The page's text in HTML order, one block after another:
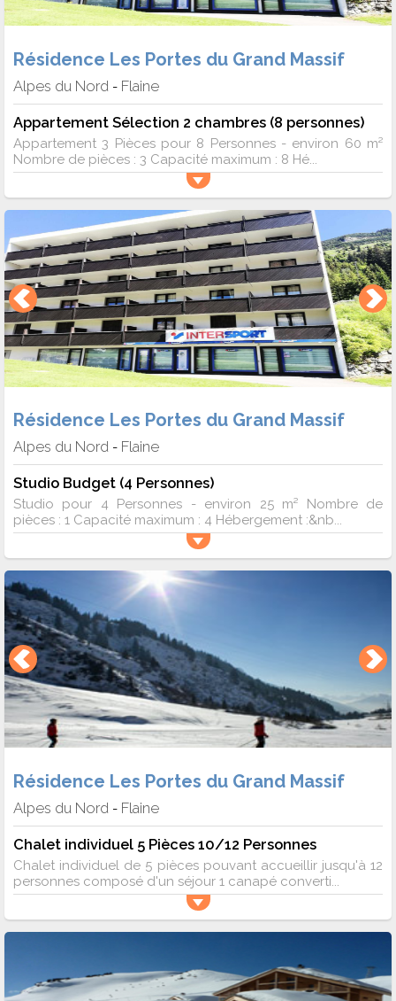
Résidence Les Portes du Grand Massif
Alpes du Nord - Flaine
Appartement Sélection 2 chambres (8 personnes)
Appartement 3 Pièces pour 8 Personnes - environ 60 m²
Nombre de pièces : 3 Capacité maximum : 8 Hé...
Résidence Les Portes du Grand Massif
Alpes du Nord - Flaine
Studio Budget (4 Personnes)
Studio pour 4 Personnes - environ 25 m² Nombre de
pièces : 1 Capacité maximum : 4 Hébergement :&nb...
Résidence Les Portes du Grand Massif
Alpes du Nord - Flaine
Chalet individuel 5 Pièces 10/12 Personnes
Chalet individuel de 5 pièces pouvant accueillir jusqu'à 12
personnes composé d'un séjour 1 canapé converti...